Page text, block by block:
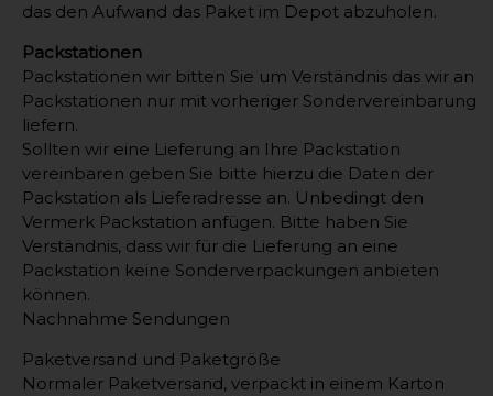
das den Aufwand das Paket im Depot abzuholen.
Packstationen
Packstationen wir bitten Sie um Verständnis das wir an
Packstationen nur mit vorheriger Sondervereinbarung
liefern.
Sollten wir eine Lieferung an Ihre Packstation
vereinbaren geben Sie bitte hierzu die Daten der
Packstation als Lieferadresse an. Unbedingt den
Vermerk Packstation anfügen. Bitte haben Sie
Verständnis, dass wir für die Lieferung an eine
Packstation keine Sonderverpackungen anbieten
können.
Nachnahme Sendungen
Paketversand und Paketgröße
Normaler Paketversand, verpackt in einem Karton